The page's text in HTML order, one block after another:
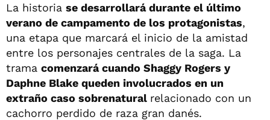
La historia se desarrollará durante el último
verano de campamento de los protagonistas,
una etapa que marcará el inicio de la amistad
entre los personajes centrales de la saga. La
trama comenzará cuando Shaggy Rogers y
Daphne Blake queden involucrados en un
extraño caso sobrenatural relacionado con un
cachorro perdido de raza gran danés.